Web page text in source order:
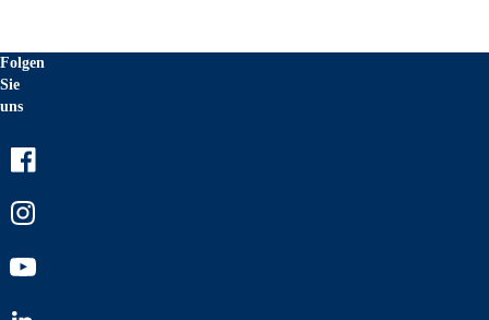
Folgen
Sie
uns
Youtube